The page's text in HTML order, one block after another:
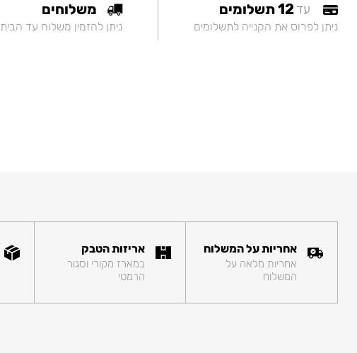
עד12 תשלומים
ניתן לפרוס את הקנייה לתשלומים
משלוחים
ניתן להזמין משלוח עד הבית
אחריות על המשלוח
אחריות מלאה על
המשלוח
אריזות הטבק
במארז מקורי וסגור
הרמטי